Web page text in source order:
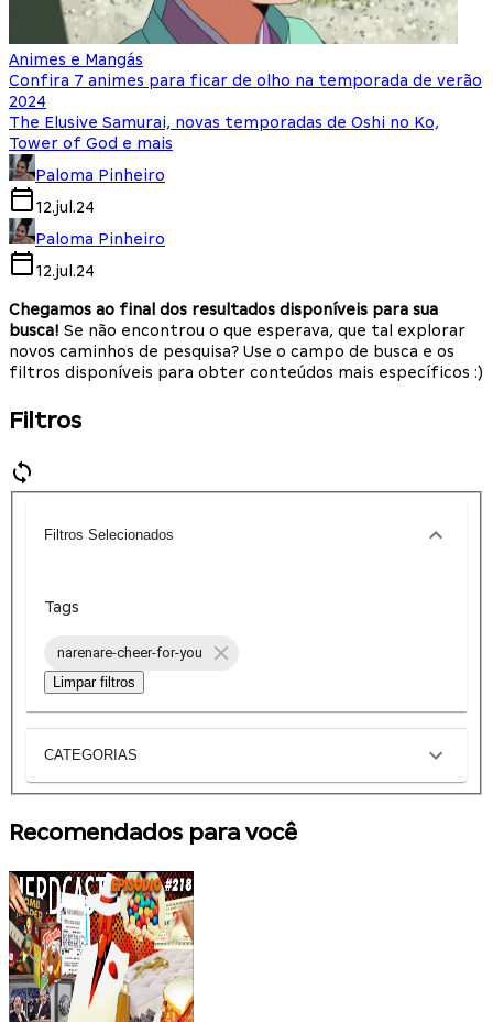
Animes e Mangás
Confira 7 animes para ficar de olho na temporada de verão
2024
The Elusive Samurai, novas temporadas de Oshi no Ko,
Tower of God e mais
Paloma Pinheiro
12.jul.24
Paloma Pinheiro
12.jul.24
Chegamos ao final dos resultados disponíveis para sua
busca! Se não encontrou o que esperava, que tal explorar
novos caminhos de pesquisa? Use o campo de busca e os
filtros disponíveis para obter conteúdos mais específicos :)
Filtros
Filtros Selecionados
Tags
narenare-cheer-for-you
Limpar filtros
CATEGORIAS
Recomendados para você